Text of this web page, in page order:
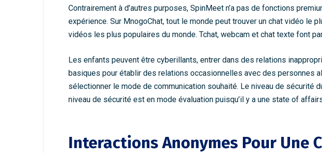
Contrairement à d’autres purposes, SpinMeet n’a pas de fonctions
expérience. Sur MnogoChat, tout le monde peut trouver un chat vidéo le
vidéos les plus populaires du monde. Tchat, webcam et chat texte font
Les enfants peuvent être cyberillants, entrer dans des relations
basiques pour établir des relations occasionnelles avec des personnes
sélectionner le mode de communication souhaité. Le niveau de sécurité
niveau de sécurité est en mode évaluation puisqu’il y a une state of
Interactions Anonymes Pour Une